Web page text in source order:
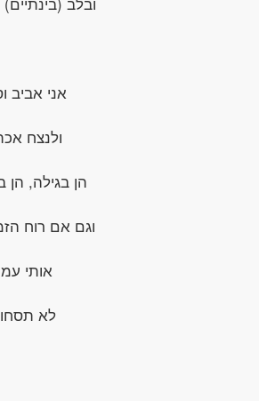
אני אביב
ולנצח
הן בגילה, הן
וגם אם רוח
אותי
לא